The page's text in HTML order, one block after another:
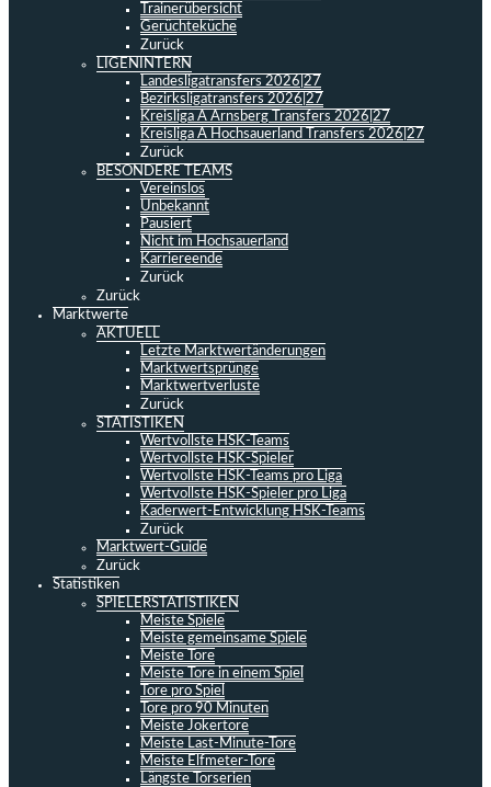
Trainerübersicht
Gerüchteküche
Zurück
LIGENINTERN
Landesligatransfers 2026|27
Bezirksligatransfers 2026|27
Kreisliga A Arnsberg Transfers 2026|27
Kreisliga A Hochsauerland Transfers 2026|27
Zurück
BESONDERE TEAMS
Vereinslos
Unbekannt
Pausiert
Nicht im Hochsauerland
Karriereende
Zurück
Zurück
Marktwerte
AKTUELL
Letzte Marktwertänderungen
Marktwertsprünge
Marktwertverluste
Zurück
STATISTIKEN
Wertvollste HSK-Teams
Wertvollste HSK-Spieler
Wertvollste HSK-Teams pro Liga
Wertvollste HSK-Spieler pro Liga
Kaderwert-Entwicklung HSK-Teams
Zurück
Marktwert-Guide
Zurück
Statistiken
SPIELERSTATISTIKEN
Meiste Spiele
Meiste gemeinsame Spiele
Meiste Tore
Meiste Tore in einem Spiel
Tore pro Spiel
Tore pro 90 Minuten
Meiste Jokertore
Meiste Last-Minute-Tore
Meiste Elfmeter-Tore
Längste Torserien